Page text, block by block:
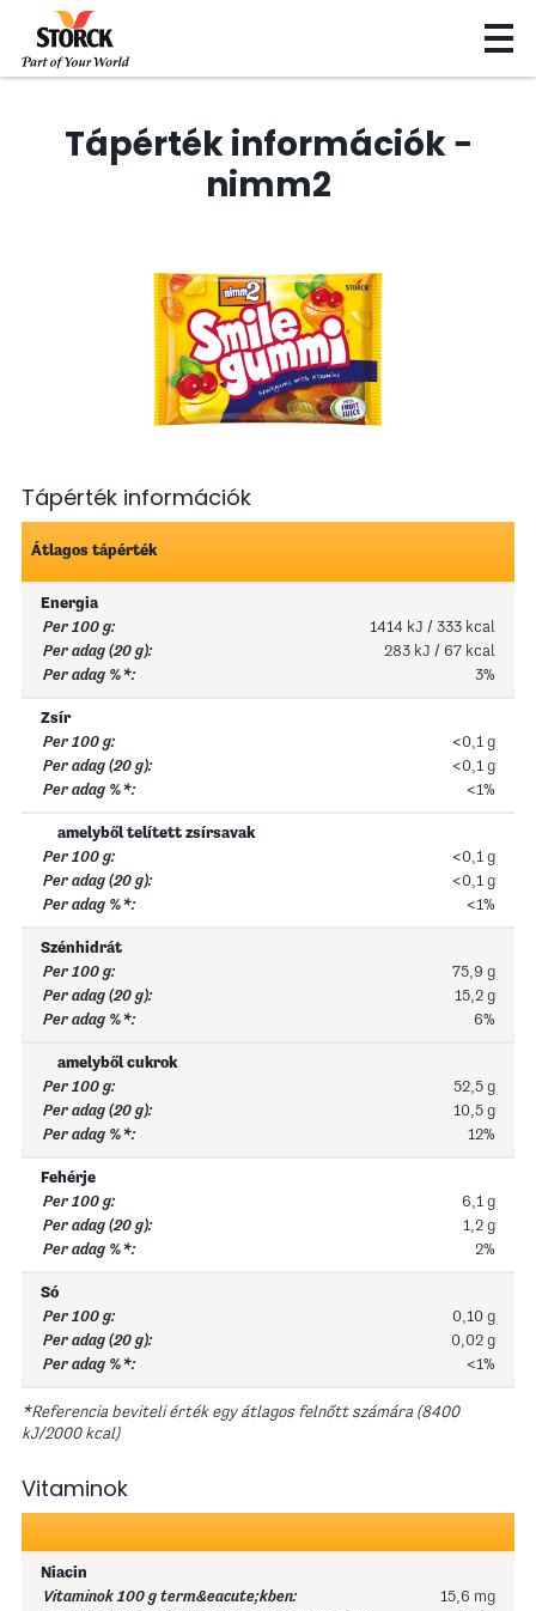
Tápérték információk −
nimm2
Tápérték információk
Átlagos tápérték
Energia
1414 kJ / 333 kcal
283 kJ / 67 kcal
3%
Zsír
<0,1 g
<0,1 g
<1%
amelyből telített zsírsavak
<0,1 g
<0,1 g
<1%
Szénhidrát
75,9 g
15,2 g
6%
amelyből cukrok
52,5 g
10,5 g
12%
Fehérje
6,1 g
1,2 g
2%
Só
0,10 g
0,02 g
<1%
*Referencia beviteli érték egy átlagos felnőtt számára (8400
kJ/2000 kcal)
Vitaminok
Niacin
15,6 mg